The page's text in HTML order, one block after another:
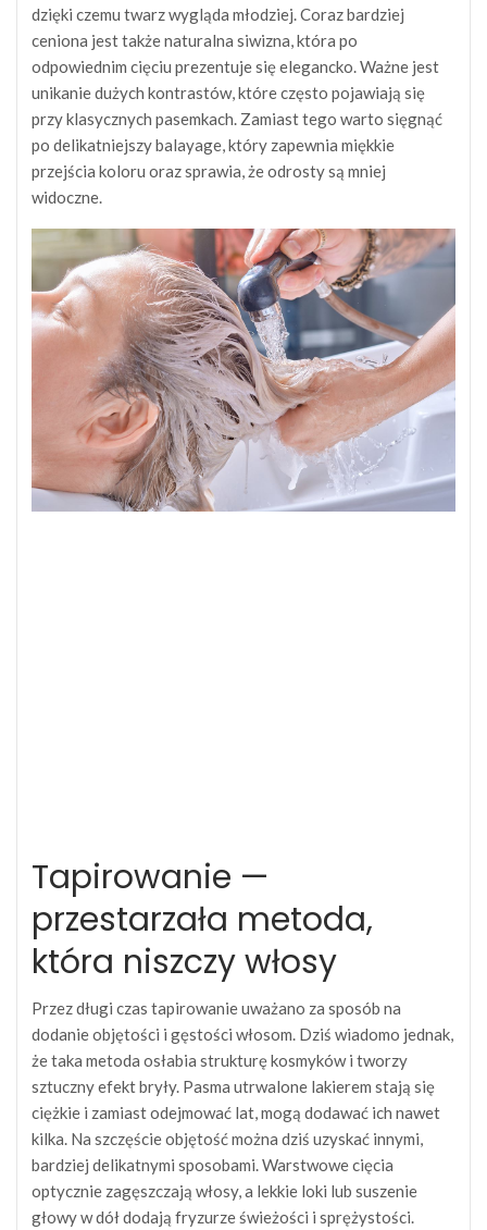
dzięki czemu twarz wygląda młodziej. Coraz bardziej
ceniona jest także naturalna siwizna, która po
odpowiednim cięciu prezentuje się elegancko. Ważne jest
unikanie dużych kontrastów, które często pojawiają się
przy klasycznych pasemkach. Zamiast tego warto sięgnąć
po delikatniejszy balayage, który zapewnia miękkie
przejścia koloru oraz sprawia, że odrosty są mniej
widoczne.
Tapirowanie —
przestarzała metoda,
która niszczy włosy
Przez długi czas tapirowanie uważano za sposób na
dodanie objętości i gęstości włosom. Dziś wiadomo jednak,
że taka metoda osłabia strukturę kosmyków i tworzy
sztuczny efekt bryły. Pasma utrwalone lakierem stają się
ciężkie i zamiast odejmować lat, mogą dodawać ich nawet
kilka. Na szczęście objętość można dziś uzyskać innymi,
bardziej delikatnymi sposobami. Warstwowe cięcia
optycznie zagęszczają włosy, a lekkie loki lub suszenie
głowy w dół dodają fryzurze świeżości i sprężystości.